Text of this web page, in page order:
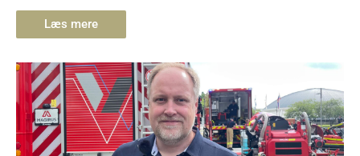
Læs mere